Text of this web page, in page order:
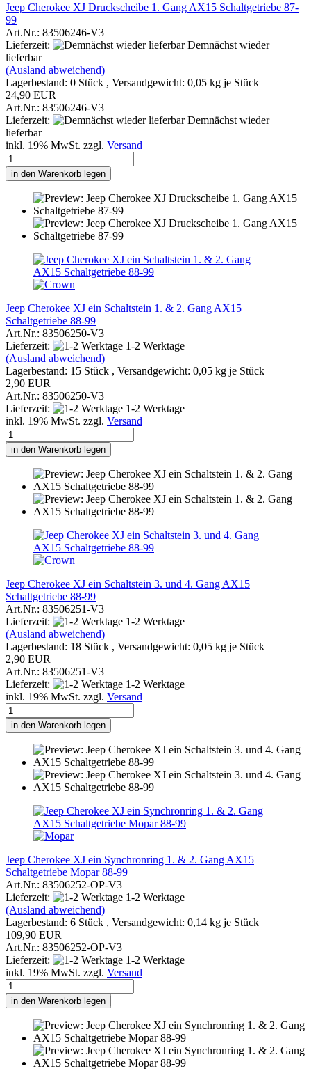
Jeep Cherokee XJ Druckscheibe 1. Gang AX15 Schaltgetriebe 87-
99
Art.Nr.: 83506246-V3
Lieferzeit:
Demnächst wieder
lieferbar
(Ausland abweichend)
Lagerbestand: 0 Stück , Versandgewicht: 0,05 kg je Stück
24,90 EUR
Art.Nr.: 83506246-V3
Lieferzeit:
Demnächst wieder
lieferbar
inkl. 19% MwSt. zzgl. Versand
in den Warenkorb legen
Jeep Cherokee XJ ein Schaltstein 1. & 2. Gang AX15
Schaltgetriebe 88-99
Art.Nr.: 83506250-V3
Lieferzeit:
1-2 Werktage
(Ausland abweichend)
Lagerbestand: 15 Stück , Versandgewicht: 0,05 kg je Stück
2,90 EUR
Art.Nr.: 83506250-V3
Lieferzeit:
1-2 Werktage
inkl. 19% MwSt. zzgl. Versand
in den Warenkorb legen
Jeep Cherokee XJ ein Schaltstein 3. und 4. Gang AX15
Schaltgetriebe 88-99
Art.Nr.: 83506251-V3
Lieferzeit:
1-2 Werktage
(Ausland abweichend)
Lagerbestand: 18 Stück , Versandgewicht: 0,05 kg je Stück
2,90 EUR
Art.Nr.: 83506251-V3
Lieferzeit:
1-2 Werktage
inkl. 19% MwSt. zzgl. Versand
in den Warenkorb legen
Jeep Cherokee XJ ein Synchronring 1. & 2. Gang AX15
Schaltgetriebe Mopar 88-99
Art.Nr.: 83506252-OP-V3
Lieferzeit:
1-2 Werktage
(Ausland abweichend)
Lagerbestand: 6 Stück , Versandgewicht: 0,14 kg je Stück
109,90 EUR
Art.Nr.: 83506252-OP-V3
Lieferzeit:
1-2 Werktage
inkl. 19% MwSt. zzgl. Versand
in den Warenkorb legen